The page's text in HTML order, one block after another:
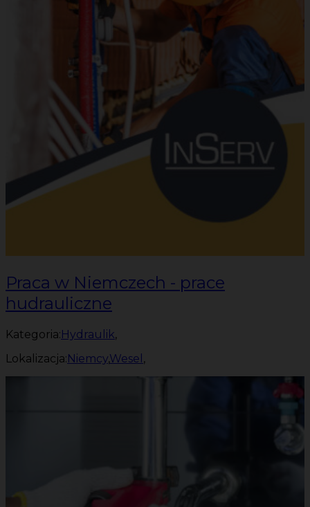
Praca w Niemczech - prace
hudrauliczne
Kategoria: Hydraulik,
Lokalizacja: Niemcy,Wesel ,